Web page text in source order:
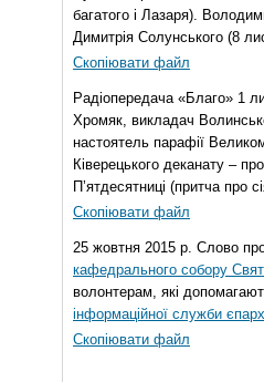
багатого і Лазаря).
Димитрія Солунського (8
Скопіювати файл
Радіопередача «Благо» 1
Хромяк, викладач
настоятель парафії
Ківерецького деканату –
П’ятдесятниці (притча про
Скопіювати файл
25 жовтня 2015 р. Слово
кафедрального собору
волонтерам, які
інформаційної служби
Скопіювати файл